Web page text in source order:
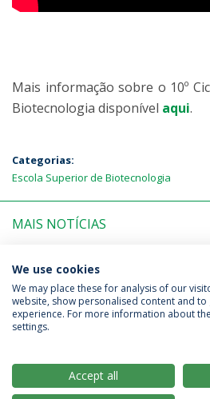
Mais informação sobre o 10º
Biotecnologia disponível aqui.
Categorias:
Escola Superior de Biotecnologia
MAIS NOTÍCIAS
PRÓXIMOS EVENTOS
Política de Privacidade
We use cookies
We may place these for analysis of our
website, show personalised content and to
experience. For more information about
settings.
Accept all